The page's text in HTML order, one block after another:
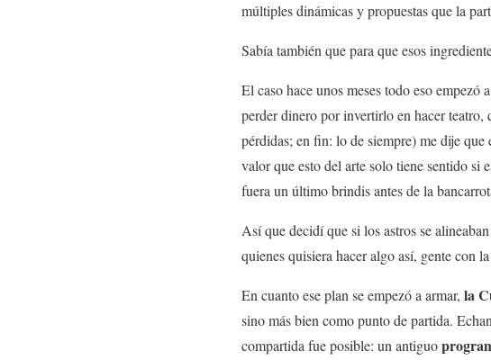
múltiples dinámicas y propuestas que la
Sabía también que para que esos
El caso hace unos meses todo eso
perder dinero por invertirlo en hacer teatro,
pérdidas; en fin: lo de siempre) me dije
valor que esto del arte solo tiene sentido si
fuera un último brindis antes de la
Así que decidí que si los astros se
quienes quisiera hacer algo así, gente con
En cuanto ese plan se empezó a armar, la
sino más bien como punto de partida.
compartida fue posible: un antiguo